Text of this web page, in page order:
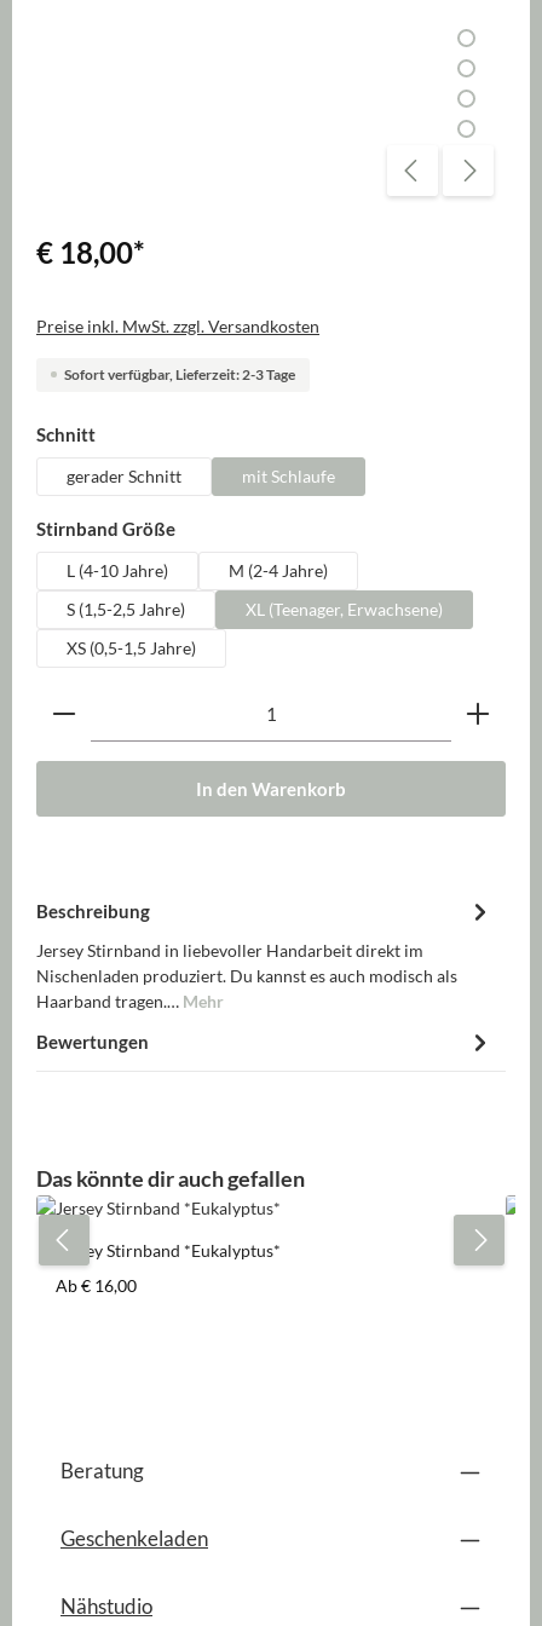
€ 18,00*
Preise inkl. MwSt. zzgl. Versandkosten
Sofort verfügbar, Lieferzeit: 2-3 Tage
Schnittauswählen
gerader Schnitt mit Schlaufe
Stirnband Größeauswählen
L (4-10 Jahre)
M (2-4 Jahre)
S (1,5-2,5 Jahre)
XL (Teenager, Erwachsene)
XS (0,5-1,5 Jahre)
Produkt Anzahl: Gib den gewünschten Wert ein
In den Warenkorb
Beschreibung
Jersey Stirnband in liebevoller Handarbeit direkt im
Nischenladen produziert. Du kannst es auch modisch als
Haarband tragen.… Mehr
Bewertungen
Produktgalerie überspringen
Das könnte dir auch gefallen
Jersey Stirnband *Eukalyptus*
Regulärer Preis:
Ab€ 16,00
Beratung
Geschenkeladen
Nähstudio